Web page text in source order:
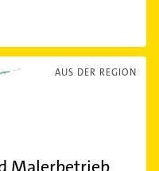
AUS DER REGION